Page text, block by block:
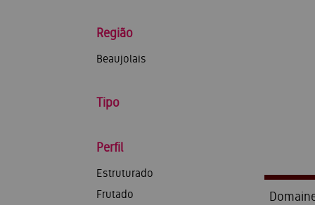
Região
Beaujolais
Tipo
Perfil
Estruturado
Frutado